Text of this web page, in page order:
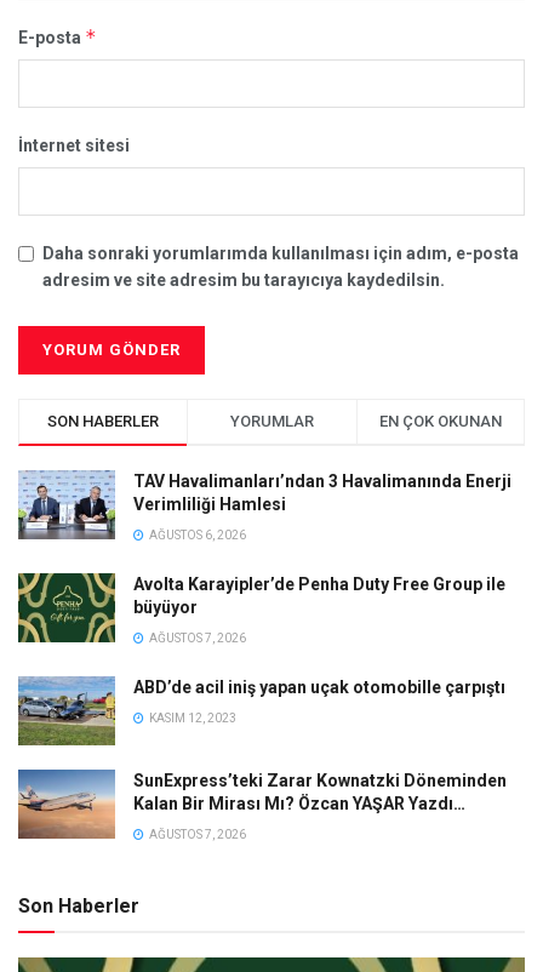
E-posta *
İnternet sitesi
Daha sonraki yorumlarımda kullanılması için adım, e-posta
adresim ve site adresim bu tarayıcıya kaydedilsin.
SON HABERLER YORUMLAR EN ÇOK OKUNAN
TAV Havalimanları’ndan 3 Havalimanında Enerji
Verimliliği Hamlesi
AĞUSTOS 6, 2026
Avolta Karayipler’de Penha Duty Free Group ile
büyüyor
AĞUSTOS 7, 2026
ABD’de acil iniş yapan uçak otomobille çarpıştı
KASIM 12, 2023
SunExpress’teki Zarar Kownatzki Döneminden
Kalan Bir Mirası Mı? Özcan YAŞAR Yazdı…
AĞUSTOS 7, 2026
Son Haberler